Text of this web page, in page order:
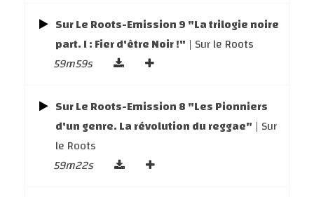
Sur Le Roots-Emission 9 "La trilogie noire
part. I : Fier d'être Noir !" | Sur le Roots
59m59s
Sur Le Roots-Emission 8 "Les Pionniers
d'un genre. La révolution du reggae" | Sur
le Roots
59m22s